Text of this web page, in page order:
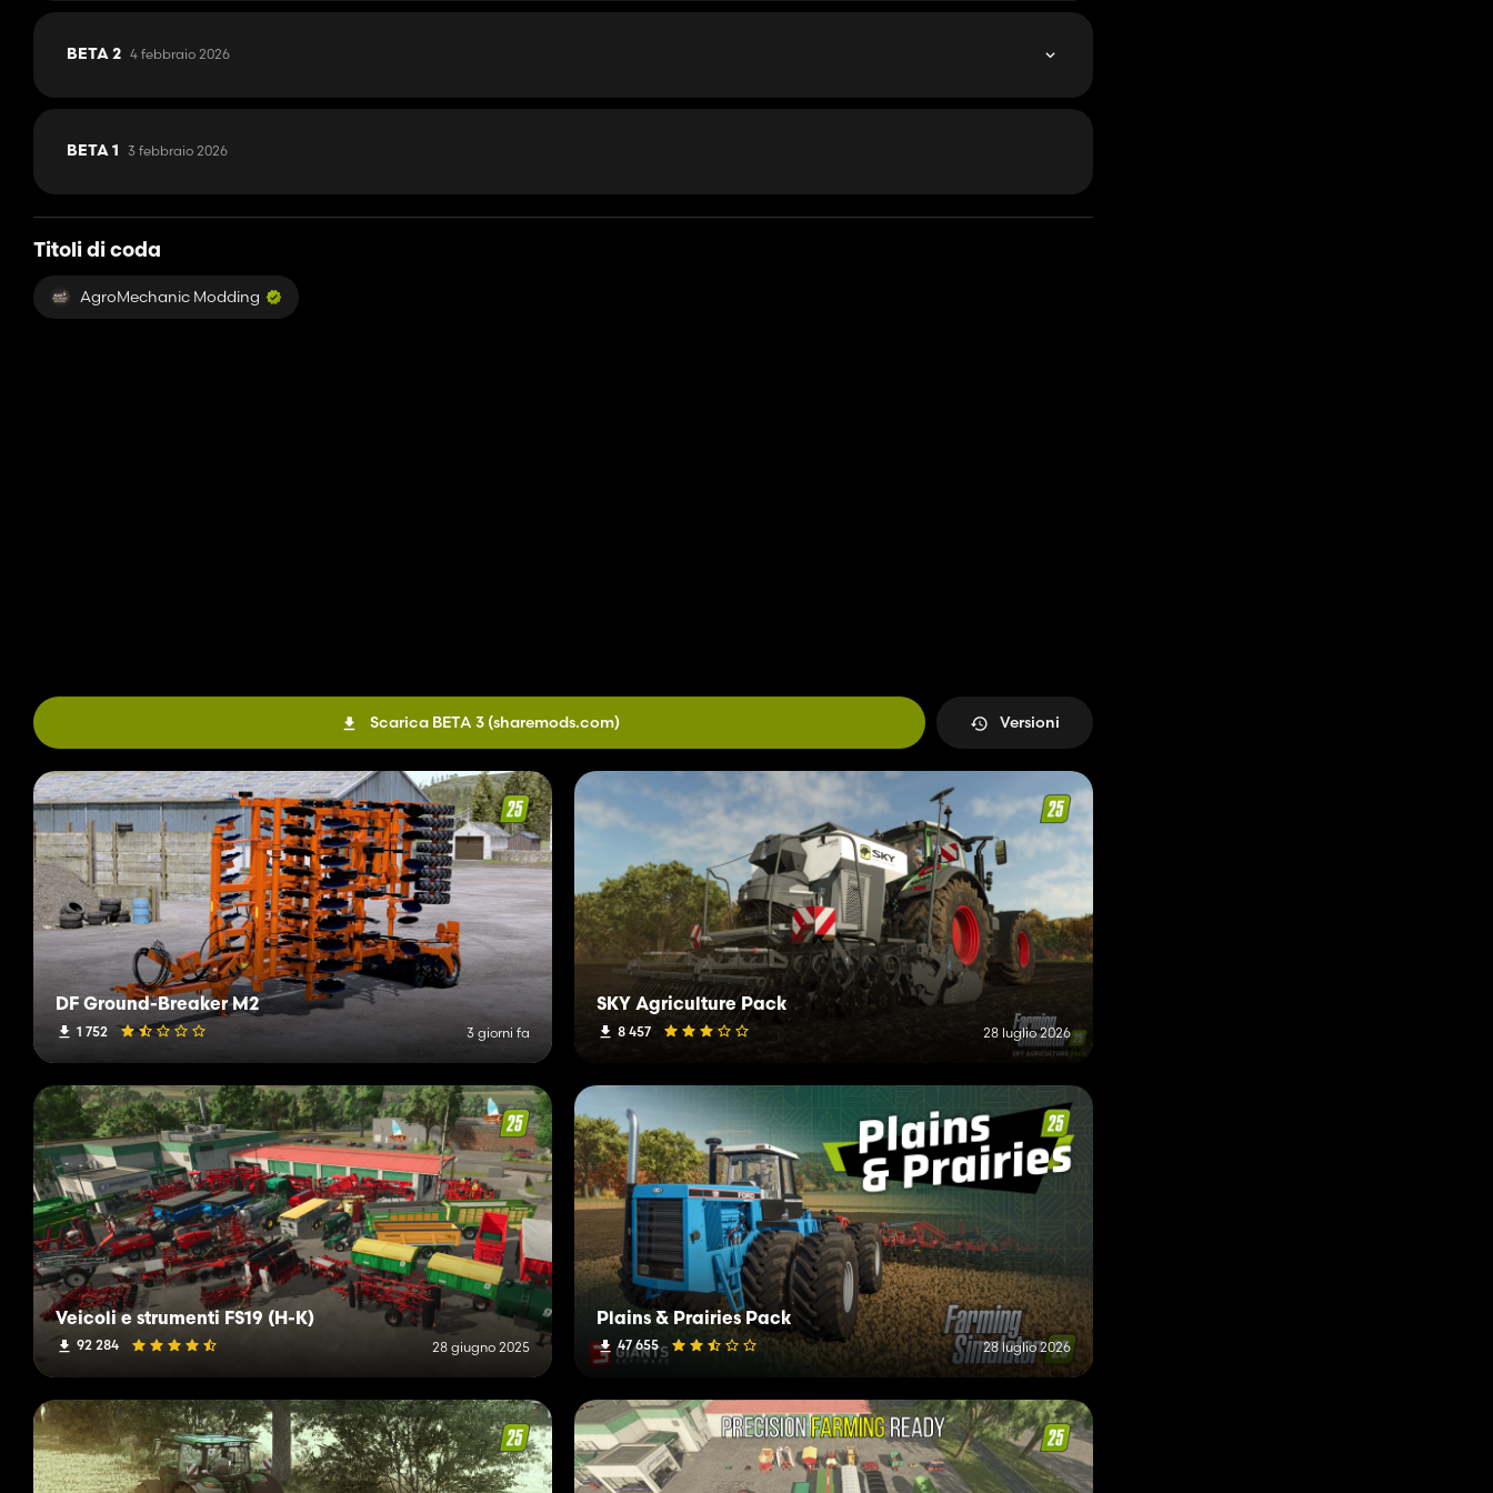
BETA 2 4 febbraio 2026
BETA 1 3 febbraio 2026
Titoli di coda
AgroMechanic Modding
Scarica BETA 3 (sharemods.com) Versioni
DF Ground-Breaker M2
1 752 3 giorni fa
SKY Agriculture Pack
8 457 28 luglio 2026
Veicoli e strumenti FS19 (H-K)
92 284 28 giugno 2025
Plains & Prairies Pack
47 655 28 luglio 2026